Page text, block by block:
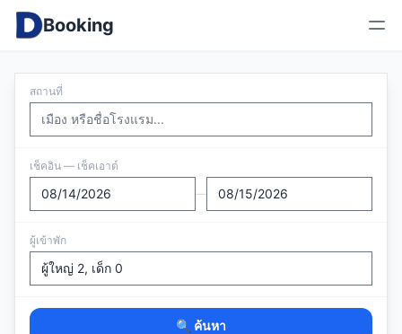
Booking
สถานที่
เช็คอิน — เช็คเอาต์
—
ผู้เข้าพัก
🔍 ค้นหา